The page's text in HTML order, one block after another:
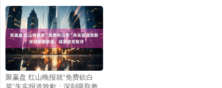
聚赢盘 红山晚报就“免费砍白